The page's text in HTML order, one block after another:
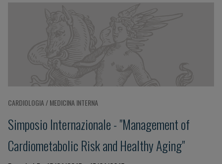
CARDIOLOGIA / MEDICINA INTERNA
Simposio Internazionale - "Management of
Cardiometabolic Risk and Healthy Aging"